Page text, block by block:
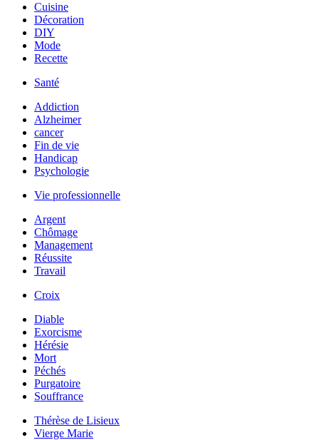
Cuisine
Décoration
DIY
Mode
Recette
Santé
Addiction
Alzheimer
cancer
Fin de vie
Handicap
Psychologie
Vie professionnelle
Argent
Chômage
Management
Réussite
Travail
Croix
Diable
Exorcisme
Hérésie
Mort
Péchés
Purgatoire
Souffrance
Thérèse de Lisieux
Vierge Marie